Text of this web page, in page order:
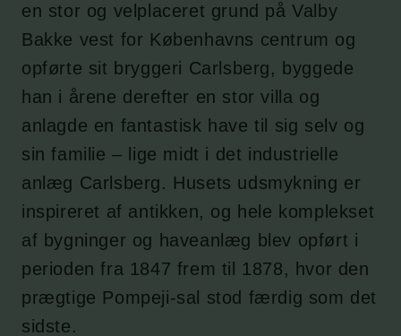
en stor og velplaceret grund på Valby
Bakke vest for Københavns centrum og
opførte sit bryggeri Carlsberg, byggede
han i årene derefter en stor villa og
anlagde en fantastisk have til sig selv og
sin familie – lige midt i det industrielle
anlæg Carlsberg. Husets udsmykning er
inspireret af antikken, og hele komplekset
af bygninger og haveanlæg blev opført i
perioden fra 1847 frem til 1878, hvor den
prægtige Pompeji-sal stod færdig som det
sidste.